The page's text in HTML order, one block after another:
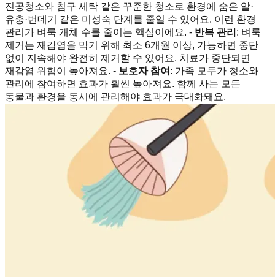
진공청소와 침구 세탁 같은 꾸준한 청소로 환경에 숨은 알·
유충·번데기 같은 미성숙 단계를 줄일 수 있어요. 이런 환경
관리가 벼룩 개체 수를 줄이는 핵심이에요. - 반복 관리 : 벼룩
제거는 재감염을 막기 위해 최소 6개월 이상, 가능하면 중단
없이 지속해야 완전히 제거할 수 있어요. 치료가 중단되면
재감염 위험이 높아져요. - 보호자 참여 : 가족 모두가 청소와
관리에 참여하면 효과가 훨씬 높아져요. 함께 사는 모든
동물과 환경을 동시에 관리해야 효과가 극대화돼요.